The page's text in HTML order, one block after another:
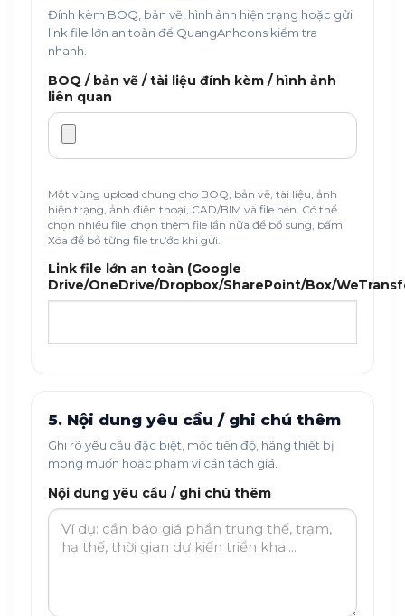
Đính kèm BOQ, bản vẽ, hình ảnh hiện trạng hoặc gửi
link file lớn an toàn để QuangAnhcons kiểm tra
nhanh.
BOQ / bản vẽ / tài liệu đính kèm / hình ảnh
liên quan
Một vùng upload chung cho BOQ, bản vẽ, tài liệu, ảnh
hiện trạng, ảnh điện thoại, CAD/BIM và file nén. Có thể
chọn nhiều file, chọn thêm file lần nữa để bổ sung, bấm
Xóa để bỏ từng file trước khi gửi.
Link file lớn an toàn (Google
Drive/OneDrive/Dropbox/SharePoint/Box/
5. Nội dung yêu cầu / ghi chú thêm
Ghi rõ yêu cầu đặc biệt, mốc tiến độ, hãng thiết bị
mong muốn hoặc phạm vi cần tách giá.
Nội dung yêu cầu / ghi chú thêm